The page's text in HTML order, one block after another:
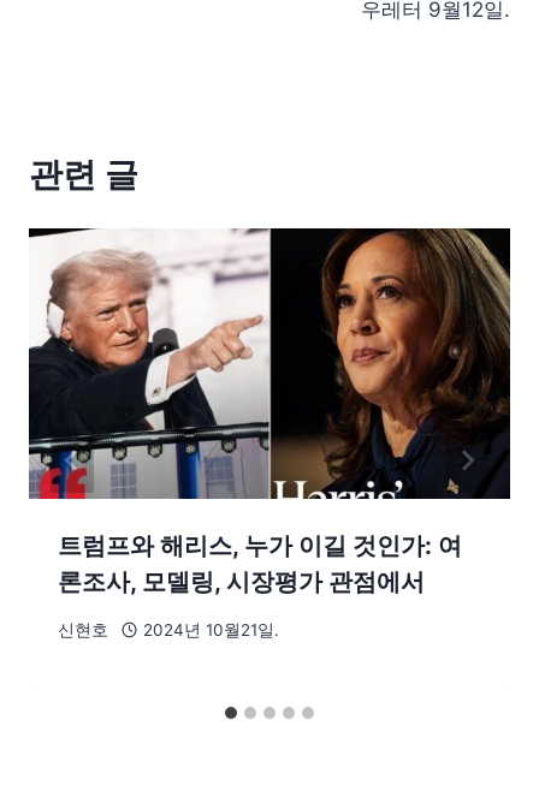
우레터 9월12일.
관련 글
트럼프와 해리스, 누가 이길 것인가: 여
론조사, 모델링, 시장평가 관점에서
신현호 2024년 10월21일.